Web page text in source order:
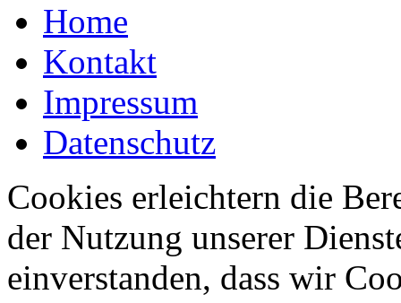
Home
Kontakt
Impressum
Datenschutz
Cookies erleichtern die
der Nutzung unserer
einverstanden, dass wir